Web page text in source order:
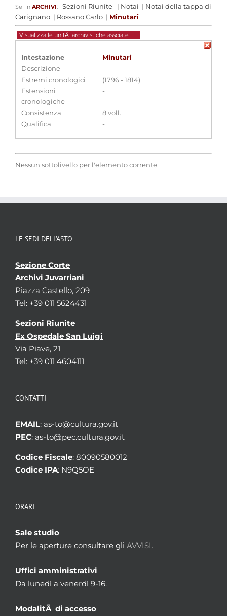
Sei in ARCHIVI: Sezioni Riunite | Notai | Notai della tappa di
Carignano | Rossano Carlo | Minutari
Visualizza le unitÃ archivistiche assciate
Intestazione
Minutari
Descrizione
-
Estremi cronologici
(1796 - 1814)
Estensioni
cronologiche
-
Consistenza
8 voll.
Qualifica
-
Nessun sottolivello per l'elemento corrente
LE SEDI DELL’ASTO
Sezione Corte
Archivi Juvarriani
Piazza Castello, 209
Tel: +39 011 5624431
Sezioni Riunite
Ex Ospedale San Luigi
Via Piave, 21
Tel: +39 011 4604111
CONTATTI
EMAIL: as-to@cultura.gov.it
PEC: as-to@pec.cultura.gov.it
Codice Fiscale: 80090580012
Codice IPA: N9Q5OE
ORARI
Sale studio
Per le aperture consultare gli AVVISI.
Uffici amministrativi
Da lunedì a venerdì 9-16.
ModalitÃ di accesso